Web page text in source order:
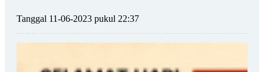
Tanggal 11-06-2023 pukul 22:37